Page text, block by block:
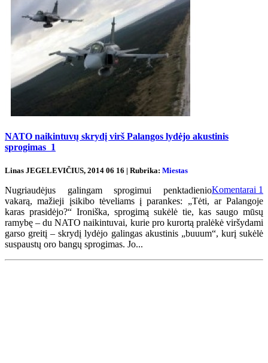
NATO naikintuvų skrydį virš Palangos lydėjo akustinis
sprogimas 1
Linas JEGELEVIČIUS, 2014 06 16 | Rubrika: Miestas
Komentarai 1
Nugriaudėjus galingam sprogimui penktadienio
vakarą, mažieji įsikibo tėveliams į parankes: „Tėti, ar Palangoje
karas prasidėjo?“ Ironiška, sprogimą sukėlė tie, kas saugo mūsų
ramybę – du NATO naikintuvai, kurie pro kurortą pralėkė viršydami
garso greitį – skrydį lydėjo galingas akustinis „buuum“, kurį sukėlė
suspaustų oro bangų sprogimas. Jo...